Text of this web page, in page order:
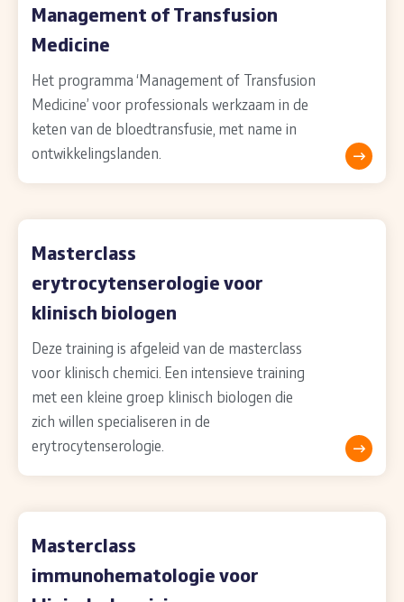
Management of Transfusion
Medicine
Het programma ‘Management of Transfusion
Medicine’ voor professionals werkzaam in de
keten van de bloedtransfusie, met name in
ontwikkelingslanden.
Masterclass
erytrocytenserologie voor
klinisch biologen
Deze training is afgeleid van de masterclass
voor klinisch chemici. Een intensieve training
met een kleine groep klinisch biologen die
zich willen specialiseren in de
erytrocytenserologie.
Masterclass
immunohematologie voor